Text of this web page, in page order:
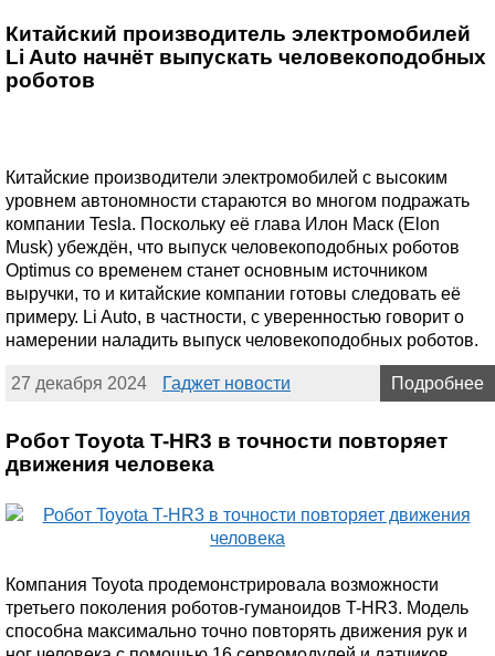
Китайский производитель электромобилей
Li Auto начнёт выпускать человекоподобных
роботов
Китайские производители электромобилей с высоким
уровнем автономности стараются во многом подражать
компании Tesla. Поскольку её глава Илон Маск (Elon
Musk) убеждён, что выпуск человекоподобных роботов
Optimus со временем станет основным источником
выручки, то и китайские компании готовы следовать её
примеру. Li Auto, в частности, с уверенностью говорит о
намерении наладить выпуск человекоподобных роботов.
27 декабря 2024 Гаджет новости Подробнее
Робот Toyota T-HR3 в точности повторяет
движения человека
Компания Toyota продемонстрировала возможности
третьего поколения роботов-гуманоидов T-HR3. Модель
способна максимально точно повторять движения рук и